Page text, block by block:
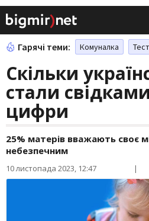
Гарячі теми: Комуналка
Скільки
стали
цифри
25% матерів вважають своє
небезпечним
10 листопада 2023, 12:47 |